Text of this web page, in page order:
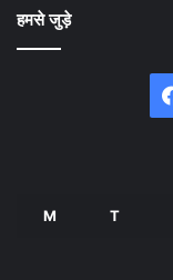
हमसे जुड़े
M T